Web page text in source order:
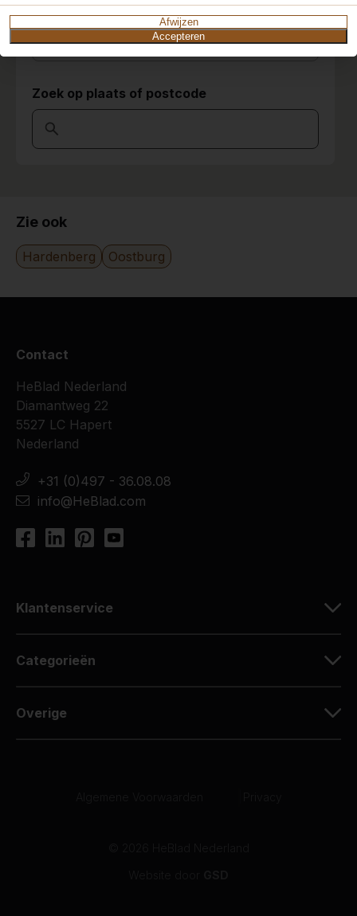
Afwijzen
Accepteren
Categorie
Alles weergeven
Zoek op plaats of postcode
Zie ook
Hardenberg Oostburg
Contact
HeBlad Nederland
Diamantweg 22
5527 LC Hapert
Nederland
+31 (0)497 - 36.08.08
info@HeBlad.com
Klantenservice
Categorieën
Overige